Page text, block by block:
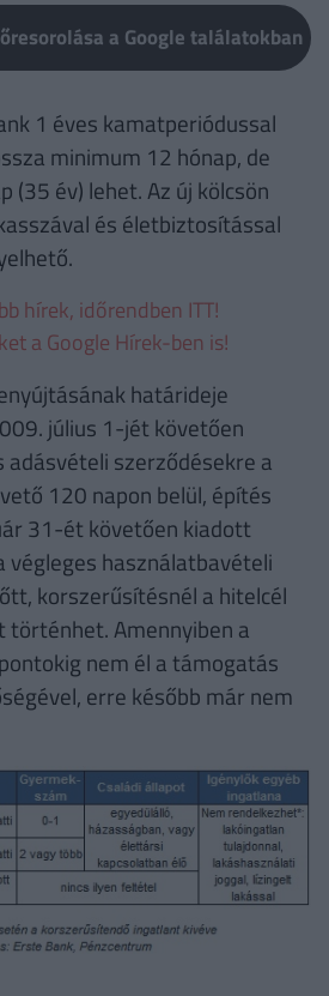
a Google találatokban
1 éves kamatperiódussal
minimum 12 hónap, de
(35 év) lehet. Az új kölcsön
és életbiztosítással
hírek, időrendben ITT!
a Google Hírek-ben is!
határideje
július 1-jét követően
szerződésekre a
120 napon belül, építés
31-ét követően kiadott
végleges használatbavételi
korszerűsítésnél a hitelcél
történhet. Amennyiben a
nem él a támogatás
erre később már nem